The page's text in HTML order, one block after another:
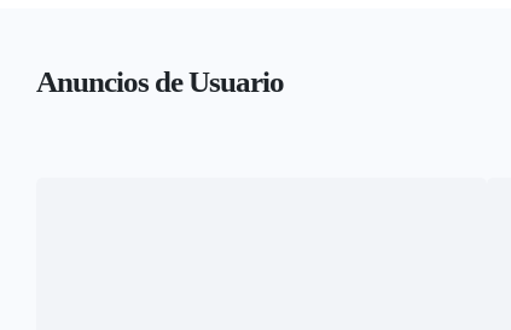
Anuncios de Usuario